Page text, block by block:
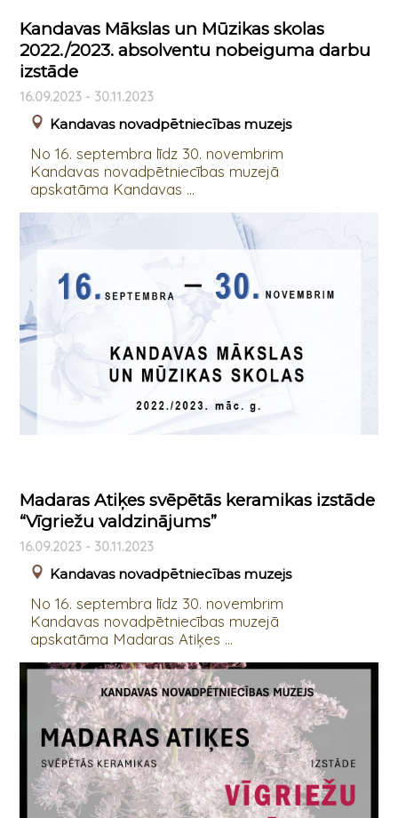
Kandavas Mākslas un Mūzikas skolas
2022./2023. absolventu nobeiguma darbu
izstāde
16.09.2023 - 30.11.2023
Kandavas novadpētniecības muzejs
No 16. septembra līdz 30. novembrim
Kandavas novadpētniecības muzejā
apskatāma Kandavas ...
Madaras Atiķes svēpētās keramikas izstāde
“Vīgriežu valdzinājums”
16.09.2023 - 30.11.2023
Kandavas novadpētniecības muzejs
No 16. septembra līdz 30. novembrim
Kandavas novadpētniecības muzejā
apskatāma Madaras Atiķes ...